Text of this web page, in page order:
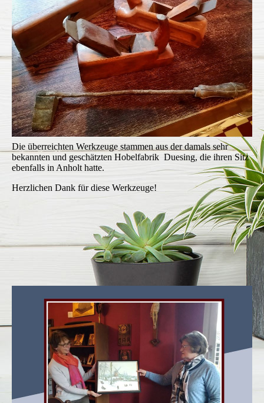
Die überreichten Werkzeuge stammen aus der damals sehr
bekannten und geschätzten Hobelfabrik Duesing, die ihren Sitz
ebenfalls in Anholt hatte.
Herzlichen Dank für diese Werkzeuge!